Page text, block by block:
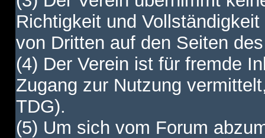
Richtigkeit und
von Dritten auf den Seiten
(4) Der Verein ist für fremde
Zugang zur Nutzung
TDG).
(5) Um sich vom Forum